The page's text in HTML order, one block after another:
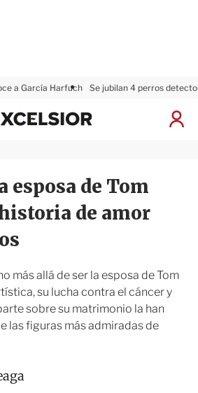
a García Harfuch Se jubilan 4 perros
I
ó
x
i
r
esposa de Tom
de amor
más allá de ser la esposa de Tom
su lucha contra el cáncer y
sobre su matrimonio la han
las figuras más admiradas de